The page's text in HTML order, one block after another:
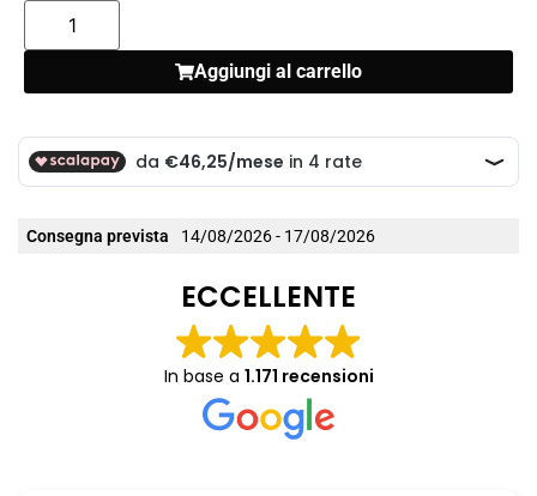
Aggiungi al carrello
Consegna prevista 14/08/2026 - 17/08/2026
ECCELLENTE
In base a 1.171 recensioni